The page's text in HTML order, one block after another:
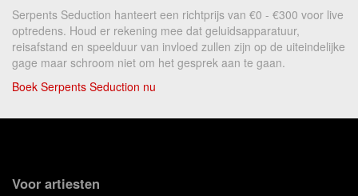
Serpents Seduction hanteert een richtprijs van €0 - €300 voor live
optredens. Houd er rekening mee dat geluidsapparatuur,
reisafstand en speelduur van invloed zullen zijn op de uiteindelijke
gage maar schroom niet om het gesprek aan te gaan.
Boek Serpents Seduction nu
Voor artiesten